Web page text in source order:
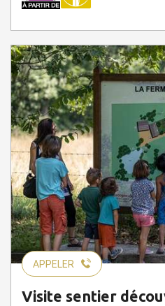
APPELER
Visite sentier